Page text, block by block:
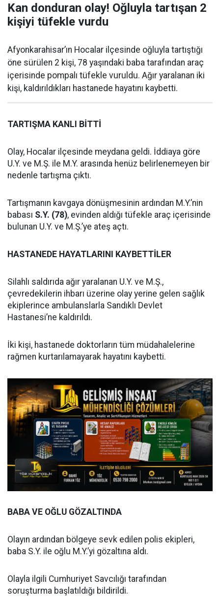
Kan donduran olay! Oğluyla tartışan 2
kişiyi tüfekle vurdu
Afyonkarahisar’ın Hocalar ilçesinde oğluyla tartıştığı
öne sürülen 2 kişi, 78 yaşındaki baba tarafından araç
içerisinde pompalı tüfekle vuruldu. Ağır yaralanan iki
kişi, kaldırıldıkları hastanede hayatını kaybetti.
TARTIŞMA KANLI BİTTİ
Olay, Hocalar ilçesinde meydana geldi. İddiaya göre
U.Y. ve M.Ş. ile M.Y. arasında henüz belirlenemeyen bir
nedenle tartışma çıktı.
Tartışmanın kavgaya dönüşmesinin ardından M.Y.’nin
babası S.Y. (78), evinden aldığı tüfekle araç içerisinde
bulunan U.Y. ve M.Ş.’ye ateş açtı.
HASTANEDE HAYATLARINI KAYBETTİLER
Silahlı saldırıda ağır yaralanan U.Y. ve M.Ş.,
çevredekilerin ihbarı üzerine olay yerine gelen sağlık
ekiplerince ambulanslarla Sandıklı Devlet
Hastanesi’ne kaldırıldı.
İki kişi, hastanede doktorların tüm müdahalelerine
rağmen kurtarılamayarak hayatını kaybetti.
BABA VE OĞLU GÖZALTINDA
Olayın ardından bölgeye sevk edilen polis ekipleri,
baba S.Y. ile oğlu M.Y.’yi gözaltına aldı.
Olayla ilgili Cumhuriyet Savcılığı tarafından
soruşturma başlatıldığı bildirildi.